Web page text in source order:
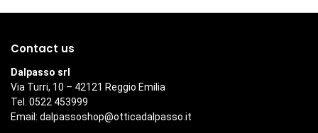
Contact us
Dalpasso srl
Via Turri, 10 – 42121 Reggio Emilia
Tel. 0522 453999
Email: dalpassoshop@otticadalpasso.it